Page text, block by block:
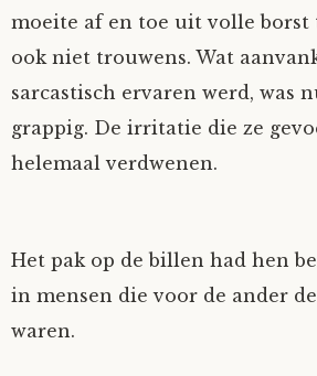
Faith
Fioontje
Gralin
Jack
Johanna
moeite af en toe uit volle borst
ook niet trouwens. Wat
sarcastisch ervaren werd, was
grappig. De irritatie die ze
helemaal verdwenen.
Het pak op de billen had hen
in mensen die voor de ander
waren.